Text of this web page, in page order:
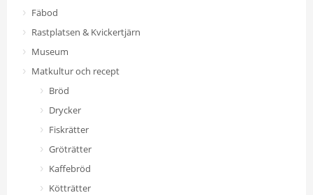
Fäbod
Rastplatsen & Kvickertjärn
Museum
Matkultur och recept
Bröd
Drycker
Fiskrätter
Gröträtter
Kaffebröd
Kötträtter